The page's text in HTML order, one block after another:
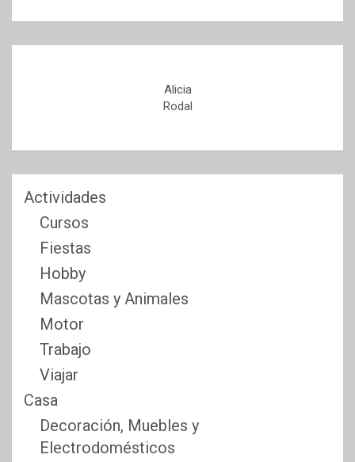
Alicia
Rodal
Actividades
Cursos
Fiestas
Hobby
Mascotas y Animales
Motor
Trabajo
Viajar
Casa
Decoración, Muebles y
Electrodomésticos